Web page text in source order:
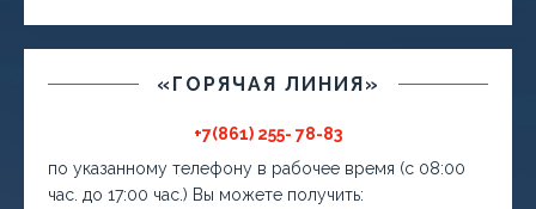
«ГОРЯЧАЯ ЛИНИЯ»
+7(861) 255- 78-83
по указанному телефону в рабочее время (с 08:00
час. до 17:00 час.) Вы можете получить: